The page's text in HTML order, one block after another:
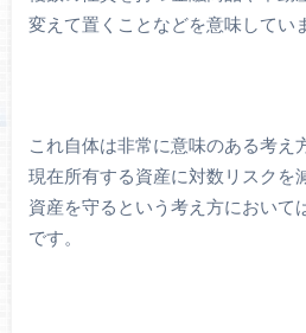
変えて置くことなどを意味してい
これ自体は非常に意味のある考え
現在所有する資産に対数リスクを
資産を守るという考え方において
です。